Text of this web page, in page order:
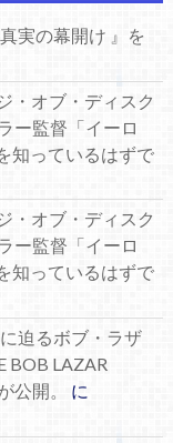
実の幕開け 』を
・オブ・ディスク
ー監督「イーロ
知っているはずで
・オブ・ディスク
ー監督「イーロ
知っているはずで
迫るボブ・ラザ
BOB LAZAR
公開。
に